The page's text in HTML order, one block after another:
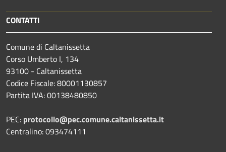
CONTATTI
Comune di Caltanissetta
Corso Umberto I, 134
93100 - Caltanissetta
Codice Fiscale: 80001130857
Partita IVA: 00138480850
PEC: protocollo@pec.comune.caltanissetta.it
Centralino: 093474111